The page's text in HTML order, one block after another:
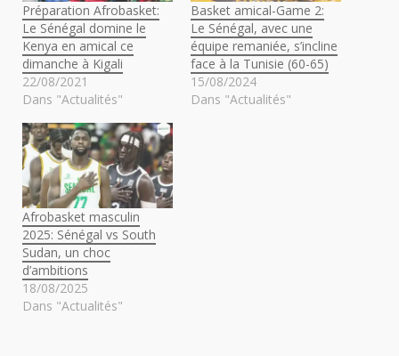
Préparation Afrobasket:
Le Sénégal domine le
Kenya en amical ce
dimanche à Kigali
22/08/2021
Dans "Actualités"
Basket amical-Game 2:
Le Sénégal, avec une
équipe remaniée, s’incline
face à la Tunisie (60-65)
15/08/2024
Dans "Actualités"
Afrobasket masculin
2025: Sénégal vs South
Sudan, un choc
d’ambitions
18/08/2025
Dans "Actualités"